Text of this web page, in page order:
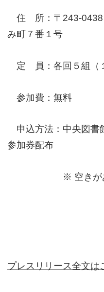
住 所：〒243-0438
み町７番１号
定 員：各回５組（
参加費：無料
申込方法：中央図書
参加券配布
※ 空きがあれ
プレスリリース全文は